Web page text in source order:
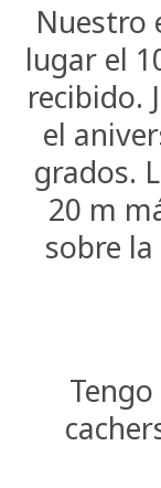
Nuestro
lugar el
recibido.
el
grados.
20 m
sobre